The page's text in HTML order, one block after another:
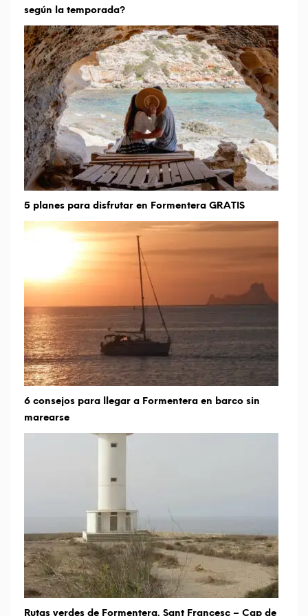
según la temporada?
5 planes para disfrutar en Formentera GRATIS
6 consejos para llegar a Formentera en barco sin
marearse
Rutas verdes de Formentera. Sant Francesc – Cap de